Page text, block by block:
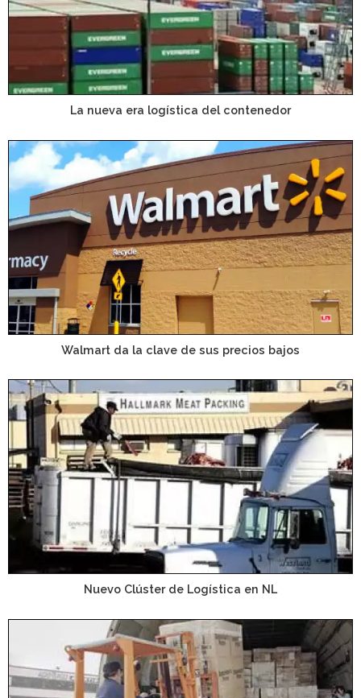
La nueva era logística del contenedor
Walmart da la clave de sus precios bajos
Nuevo Clúster de Logística en NL